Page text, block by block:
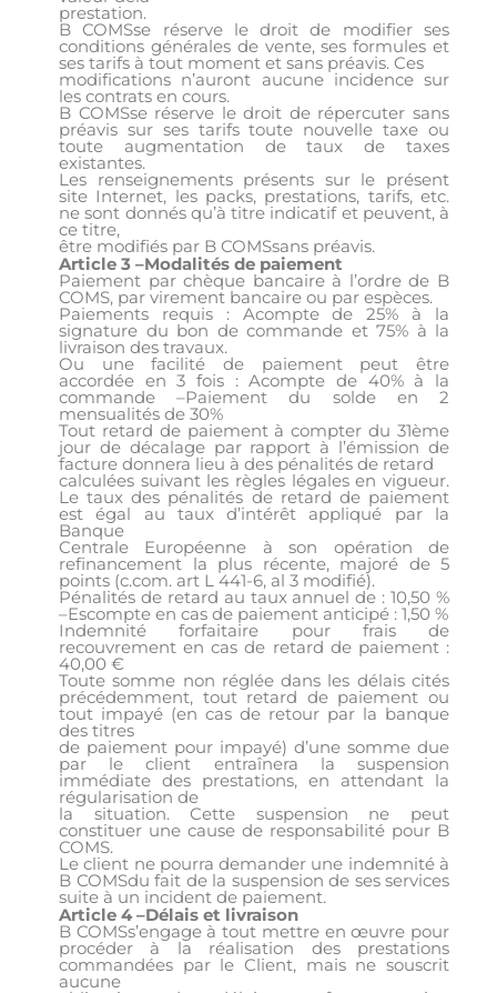
prestation.
B COMSse réserve le droit de modifier ses
conditions générales de vente, ses formules et
ses tarifs à tout moment et sans préavis. Ces
modifications n’auront aucune incidence sur
les contrats en cours.
B COMSse réserve le droit de répercuter sans
préavis sur ses tarifs toute nouvelle taxe ou
toute augmentation de taux de taxes
existantes.
Les renseignements présents sur le présent
site Internet, les packs, prestations, tarifs, etc.
ne sont donnés qu’à titre indicatif et peuvent, à
ce titre,
être modifiés par B COMSsans préavis.
Article 3 –Modalités de paiement
Paiement par chèque bancaire à l’ordre de B
COMS, par virement bancaire ou par espèces.
Paiements requis : Acompte de 25% à la
signature du bon de commande et 75% à la
livraison des travaux.
Ou une facilité de paiement peut être
accordée en 3 fois : Acompte de 40% à la
commande –Paiement du solde en 2
mensualités de 30%
Tout retard de paiement à compter du 31ème
jour de décalage par rapport à l’émission de
facture donnera lieu à des pénalités de retard
calculées suivant les règles légales en vigueur.
Le taux des pénalités de retard de paiement
est égal au taux d’intérêt appliqué par la
Banque
Centrale Européenne à son opération de
refinancement la plus récente, majoré de 5
points (c.com. art L 441-6, al 3 modifié).
Pénalités de retard au taux annuel de : 10,50 %
–Escompte en cas de paiement anticipé : 1,50 %
Indemnité forfaitaire pour frais de
recouvrement en cas de retard de paiement :
40,00 €
Toute somme non réglée dans les délais cités
précédemment, tout retard de paiement ou
tout impayé (en cas de retour par la banque
des titres
de paiement pour impayé) d’une somme due
par le client entraînera la suspension
immédiate des prestations, en attendant la
régularisation de
la situation. Cette suspension ne peut
constituer une cause de responsabilité pour B
COMS.
Le client ne pourra demander une indemnité à
B COMSdu fait de la suspension de ses services
suite à un incident de paiement.
Article 4 –Délais et livraison
B COMSs’engage à tout mettre en œuvre pour
procéder à la réalisation des prestations
commandées par le Client, mais ne souscrit
aucune